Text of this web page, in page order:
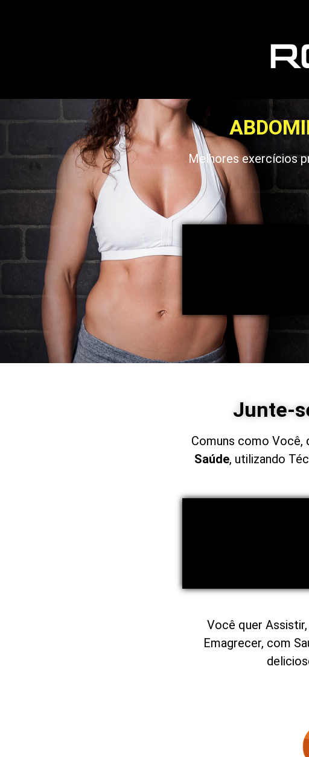
Melhores exercícios
Junte-
Comuns como Você,
Saúde, utilizando
Você quer
Emagrecer, com